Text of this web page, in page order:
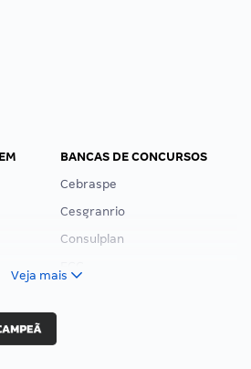
BANCAS DE CONCURSOS
Cebraspe
Cesgranrio
Consulplan
Veja mais